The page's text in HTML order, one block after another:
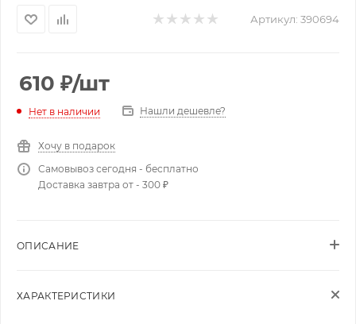
Артикул: 390694
610 ₽/шт
Нет в наличии Нашли дешевле?
Хочу в подарок
Самовывоз сегодня - бесплатно
Доставка завтра от - 300 ₽
ОПИСАНИЕ
ХАРАКТЕРИСТИКИ